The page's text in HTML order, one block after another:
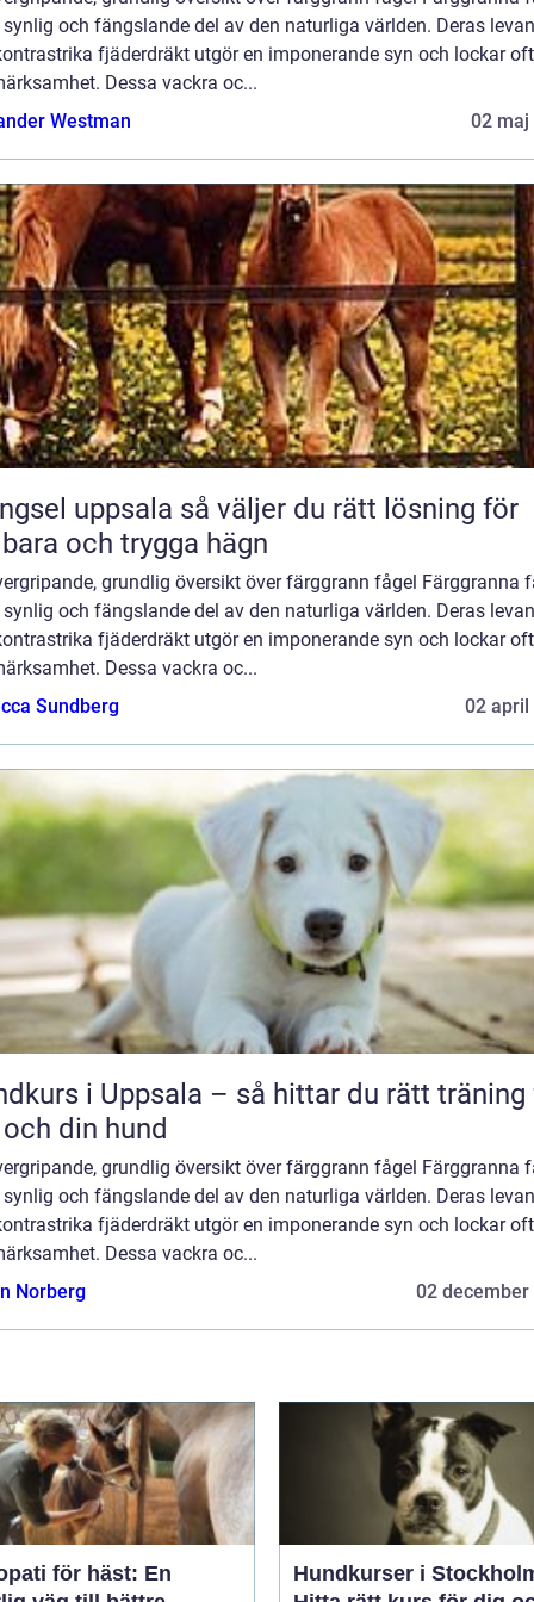
synlig och fängslande del av den naturliga världen. Deras
fjäderdräkt utgör en imponerande syn och lockar
Dessa vackra oc...
Westman
02 maj
så väljer du rätt lösning för
och trygga hägn
grundlig översikt över färggrann fågel Färggranna
synlig och fängslande del av den naturliga världen. Deras
fjäderdräkt utgör en imponerande syn och lockar
Dessa vackra oc...
Sundberg
02 april
i Uppsala – så hittar du rätt träning
din hund
grundlig översikt över färggrann fågel Färggranna
synlig och fängslande del av den naturliga världen. Deras
fjäderdräkt utgör en imponerande syn och lockar
Dessa vackra oc...
Norberg
02 december
för häst: En
Hundkurser i